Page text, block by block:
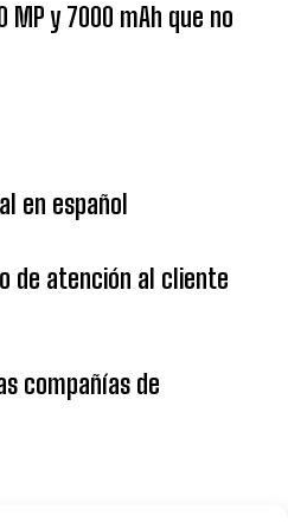
MP y 7000 mAh que no
en español
de atención al cliente
compañías de